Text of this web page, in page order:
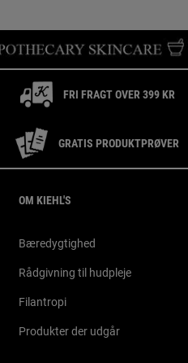
FRI FRAGT OVER 399 KR
GRATIS PRODUKTPRØVER
OM KIEHL'S
Bæredygtighed
Rådgivning til hudpleje
Filantropi
Produkter der udgår